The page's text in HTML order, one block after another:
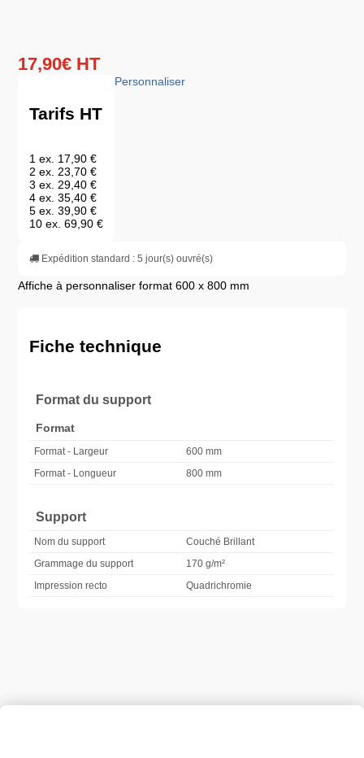
17,90€ HT
Tarifs HT
1 ex. 17,90 €
2 ex. 23,70 €
3 ex. 29,40 €
4 ex.35,40 €
5 ex.39,90 €
10 ex.69,90 €
Personnaliser
Expédition standard : 5 jour(s) ouvré(s)
Affiche à personnaliser format 600 x 800 mm
Fiche technique
Format du support
Format
Format - Largeur
600 mm
Format - Longueur
800 mm
Support
Nom du support
Couché Brillant
Grammage du support
170 g/m²
Impression recto
Quadrichromie